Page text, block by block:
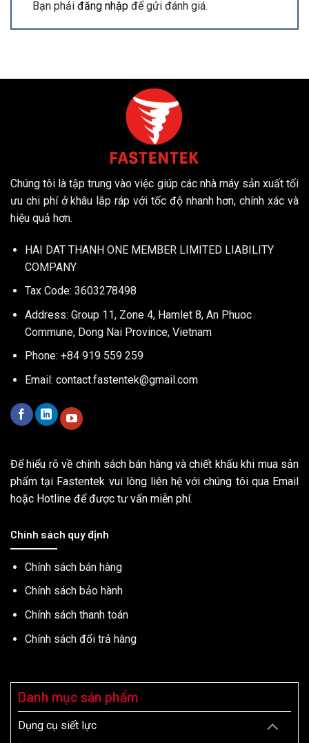
Bạn phải đăng nhập để gửi đánh giá.
Chúng tôi là tập trung vào việc giúp các nhà máy sản xuất tối
ưu chi phí ở khâu lắp ráp với tốc độ nhanh hơn, chính xác và
hiệu quả hơn.
HAI DAT THANH ONE MEMBER LIMITED LIABILITY
COMPANY
Tax Code: 3603278498
Address: Group 11, Zone 4, Hamlet 8, An Phuoc
Commune, Dong Nai Province, Vietnam
Phone: +84 919 559 259
Email: contact.fastentek@gmail.com
Để hiểu rõ về chính sách bán hàng và chiết khấu khi mua sản
phẩm tại Fastentek vui lòng liên hệ với chúng tôi qua Email
hoặc Hotline để được tư vấn miễn phí.
Chính sách quy định
Chính sách bán hàng
Chính sách bảo hành
Chính sách thanh toán
Chính sách đổi trả hàng
Danh mục sản phẩm
Dụng cụ siết lực